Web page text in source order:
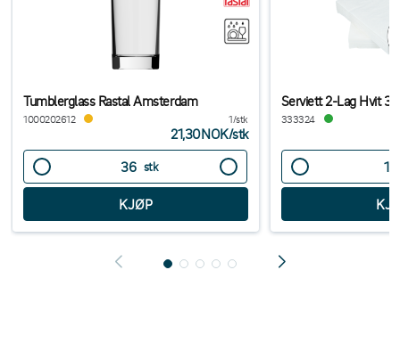
Tumblerglass Rastal Amsterdam
1000202612 1/stk
21,30NOK/stk
stk
Serviett 2-Lag Hvit
333324